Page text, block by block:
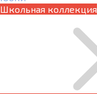
Школьная коллекция